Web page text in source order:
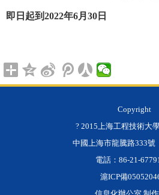
即日起到2022年6月 30 日
Copyright
? 2015上海工程技術大
中國上海市龍騰路333號
電話：86-21-
滬ICP備